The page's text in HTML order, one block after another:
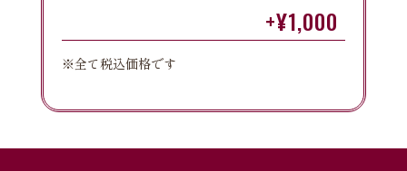
+¥1,000
※全て税込価格です